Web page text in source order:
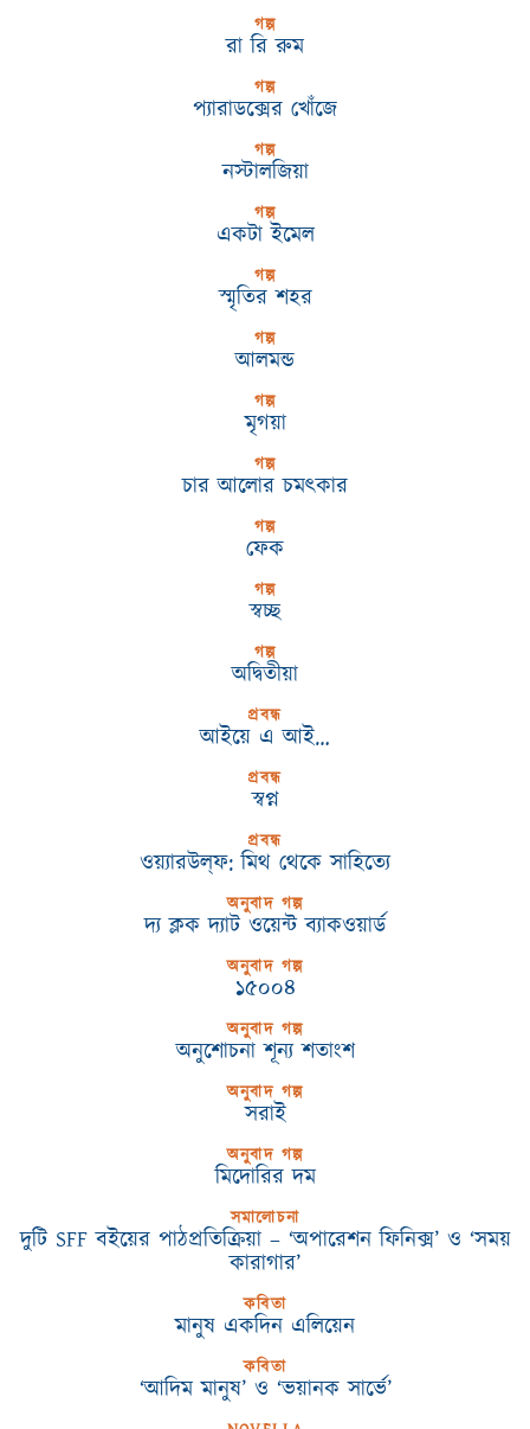
গল্প
রা রি রুম
গল্প
প্যারাডক্সের খোঁজে
গল্প
নস্টালজিয়া
গল্প
একটা ইমেল
গল্প
স্মৃতির শহর
গল্প
আলমন্ড
গল্প
মৃগয়া
গল্প
চার আলোর চমৎকার
গল্প
ফেক
গল্প
স্বচ্ছ
গল্প
অদ্বিতীয়া
প্রবন্ধ
আইয়ে এ আই…
প্রবন্ধ
স্বপ্ন
প্রবন্ধ
ওয়্যারউল্‌ফ: মিথ থেকে সাহিত্যে
অনুবাদ গল্প
দ্য ক্লক দ্যাট ওয়েন্ট ব্যাকওয়ার্ড
অনুবাদ গল্প
১৫০০৪
অনুবাদ গল্প
অনুশোচনা শূন্য শতাংশ
অনুবাদ গল্প
সরাই
অনুবাদ গল্প
মিদোরির দম
সমালোচনা
দুটি SFF বইয়ের পাঠপ্রতিক্রিয়া – ‘অপারেশন ফিনিক্স’ ও ‘সময়
কারাগার’
কবিতা
মানুষ একদিন এলিয়েন
কবিতা
‘আদিম মানুষ’ ও ‘ভয়ানক সার্ভে’